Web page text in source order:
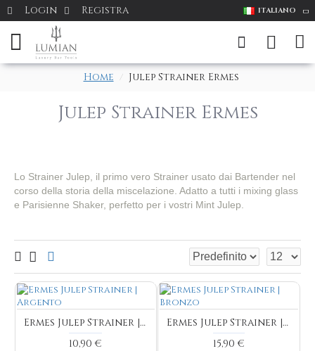
Login Registra ITALIANO
Home Julep Strainer Ermes
Julep Strainer Ermes
Lo Strainer Julep, il primo vero Strainer usato dai Bartender nel
corso della storia della miscelazione. Adatto a tutti i mixing glass
e Parisienne Shaker, perfetto per i vostri Mint Julep.
Ermes Julep Strainer | Argento
10,90 €
Ermes Julep Strainer | Bronzo
15,90 €